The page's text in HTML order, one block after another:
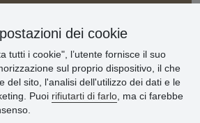
dei cookie
tutti i cookie", l’utente fornisce il suo
sul proprio dispositivo, il che
del sito, l'analisi dell'utilizzo dei dati e le
Puoi rifiutarti di farlo , ma ci farebbe